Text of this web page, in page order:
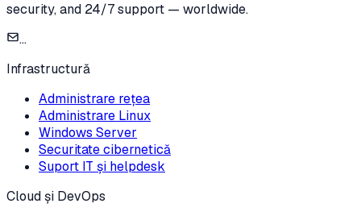
security, and 24/7 support — worldwide.
...
Infrastructură
Administrare rețea
Administrare Linux
Windows Server
Securitate cibernetică
Suport IT și helpdesk
Cloud și DevOps